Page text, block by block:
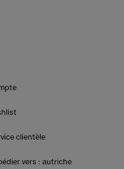
clientèle
vers : autriche